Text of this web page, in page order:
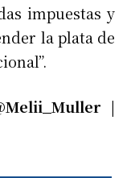
impuestas y
la plata de
|